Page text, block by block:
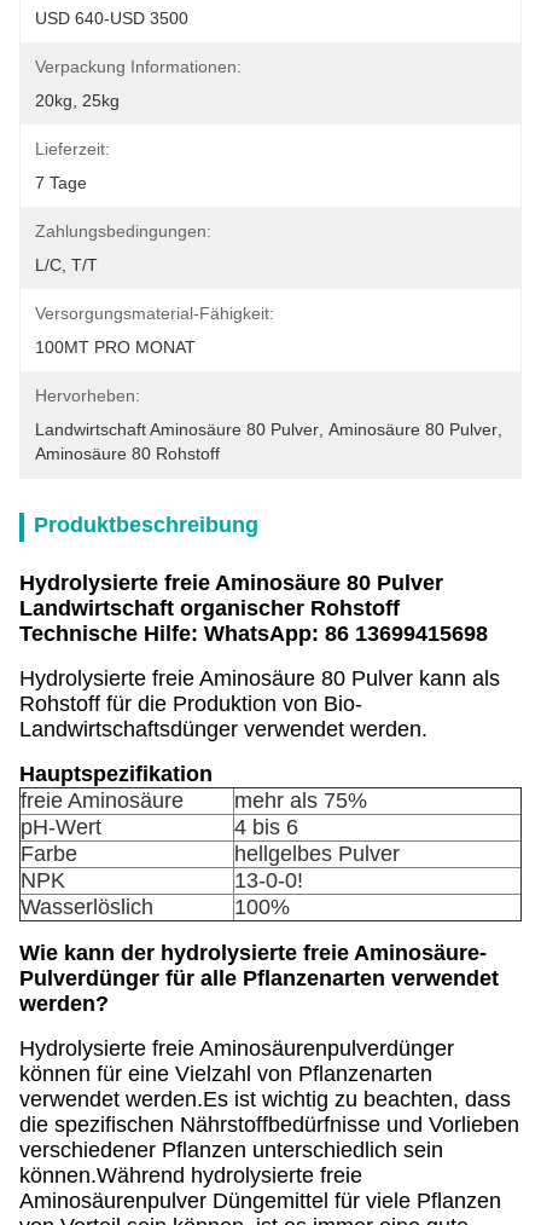
USD 640-USD 3500
Verpackung Informationen:
20kg, 25kg
Lieferzeit:
7 Tage
Zahlungsbedingungen:
L/C, T/T
Versorgungsmaterial-Fähigkeit:
100MT PRO MONAT
Hervorheben:
Landwirtschaft Aminosäure 80 Pulver Aminosäure 80 Pulver
Aminosäure 80 Rohstoff
Produktbeschreibung
Hydrolysierte freie Aminosäure 80 Pulver
Landwirtschaft organischer Rohstoff
Technische Hilfe: WhatsApp: 86 13699415698
Hydrolysierte freie Aminosäure 80 Pulver kann als
Rohstoff für die Produktion von Bio-
Landwirtschaftsdünger verwendet werden.
Hauptspezifikation
freie Aminosäure
mehr als 75%
pH-Wert
4 bis 6
Farbe
hellgelbes Pulver
NPK
13-0-0!
Wasserlöslich
100%
Wie kann der hydrolysierte freie Aminosäure-
Pulverdünger für alle Pflanzenarten verwendet
werden?
Hydrolysierte freie Aminosäurenpulverdünger
können für eine Vielzahl von Pflanzenarten
verwendet werden.Es ist wichtig zu beachten, dass
die spezifischen Nährstoffbedürfnisse und Vorlieben
verschiedener Pflanzen unterschiedlich sein
können.Während hydrolysierte freie
Aminosäurenpulver Düngemittel für viele Pflanzen